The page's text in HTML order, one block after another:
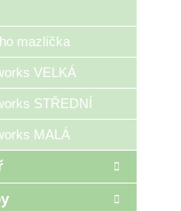
mazlíčka
VELKÁ
STŘEDNÍ
MALÁ